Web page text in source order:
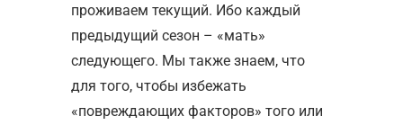
проживаем текущий. Ибо каждый
предыдущий сезон – «мать»
следующего. Мы также знаем, что
для того, чтобы избежать
«повреждающих факторов» того или